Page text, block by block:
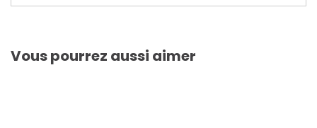
Vous pourrez aussi aimer